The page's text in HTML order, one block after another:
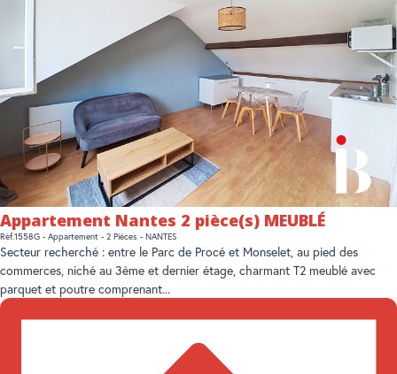
Appartement Nantes 2 pièce(s) MEUBLÉ
Réf.1558G - Appartement - 2 Pièces - NANTES
Secteur recherché : entre le Parc de Procé et Monselet, au pied des
commerces, niché au 3ème et dernier étage, charmant T2 meublé avec
parquet et poutre comprenant...